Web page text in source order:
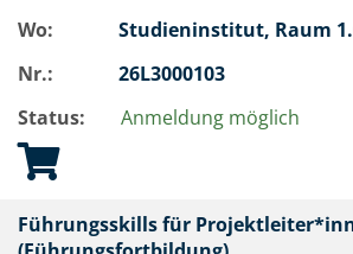
Wo:
Studieninstitut, Raum
Nr.:
26L3000103
Status:
Anmeldung möglich
Führungsskills für